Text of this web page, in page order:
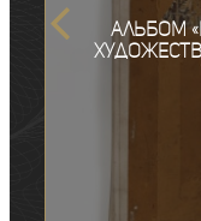
Альбом